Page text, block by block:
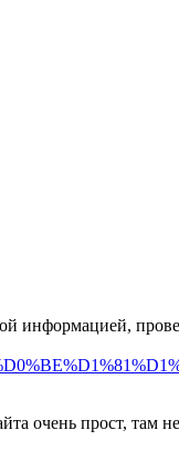
информацией,
очень прост, там